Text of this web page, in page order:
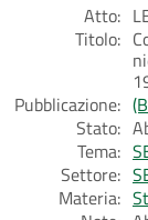
Atto:
Titolo:
Pubblicazione:
Stato:
Tema:
Settore:
Materia: